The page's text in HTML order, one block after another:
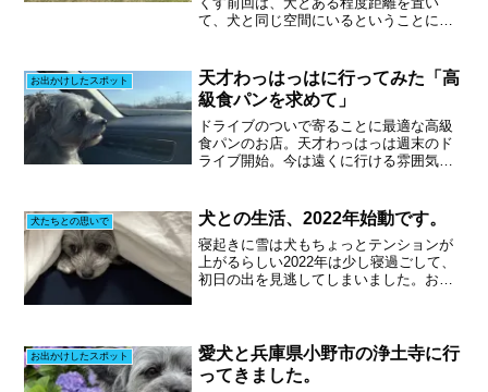
て、犬と同じ空間にいるということに慣
なった時のことを書きたいと思います。
犬と接する上で避けて通るこ...
お出かけしたスポット
天才わっはっはに行ってみた「高
級食パンを求めて」
ドライブのついで寄ることに最適な高級
食パンのお店。天才わっはっは週末のド
ライブ開始。今は遠くに行ける雰囲気で
この後、近くの神社へ参拝。交通安全を
祈ってまいりました。行っ...
犬たちとの思いで 犬との生活、2022年始動です。
寝起きに雪は犬もちょっとテンションが
上がるらしい2022年は少し寝過ごして、
初日の出を見逃してしまいました。おは
2022年初散歩です...
お出かけしたスポット
愛犬と兵庫県小野市の浄土寺に行
ってきました。